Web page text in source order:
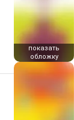
показать
обложку